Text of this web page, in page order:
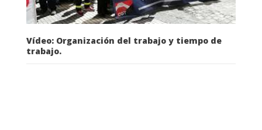
Vídeo: Organización del trabajo y tiempo de
trabajo.